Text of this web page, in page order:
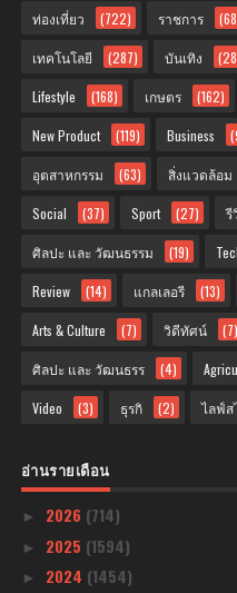
ท่องเที่ยว (722) ราชการ
เทคโนโลยี (287) บันเทิง
Lifestyle (168) เกษตร (162)
New Product (119) Business
อุตสาหกรรม (63) สิ่งแวดล้อม
Social (37) Sport (27) รี
ศิลปะ และ วัฒนธรรม (19)
Review (14) แกลเลอรี (13)
Arts & Culture (7) วิดีทัศน์ (7)
ศิลปะ และ วัฒนธรร (4)
Video (3) ธุรกิ (2) ไลฟ์ส
อ่านรายเดือน
► 2026 (714)
► 2025 (1594)
► 2024 (1454)